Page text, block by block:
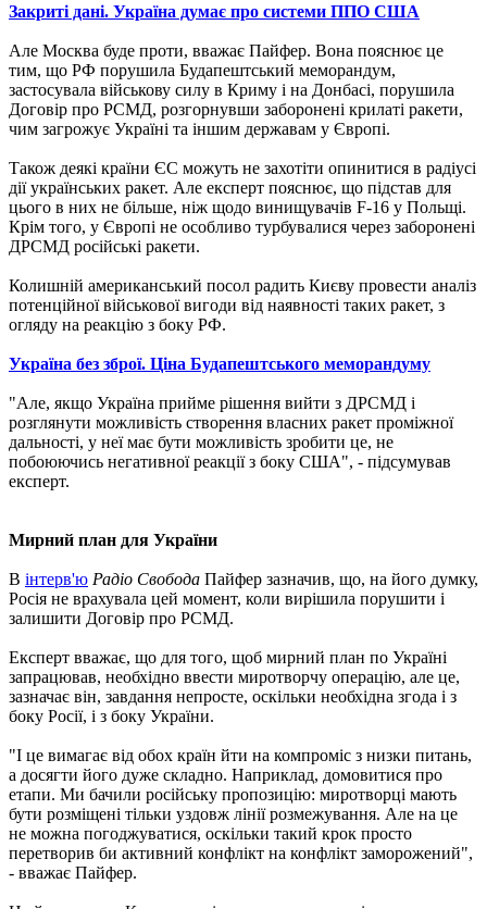
Закриті дані. Україна думає про системи ППО США
Але Москва буде проти, вважає Пайфер. Вона пояснює це
тим, що РФ порушила Будапештський меморандум,
застосувала військову силу в Криму і на Донбасі, порушила
Договір про РСМД, розгорнувши заборонені крилаті ракети,
чим загрожує Україні та іншим державам у Європі.
Також деякі країни ЄС можуть не захотіти опинитися в радіусі
дії українських ракет. Але експерт пояснює, що підстав для
цього в них не більше, ніж щодо винищувачів F-16 у Польщі.
Крім того, у Європі не особливо турбувалися через заборонені
ДРСМД російські ракети.
Колишній американський посол радить Києву провести аналіз
потенційної військової вигоди від наявності таких ракет, з
огляду на реакцію з боку РФ.
Україна без зброї. Ціна Будапештського меморандуму
"Але, якщо Україна прийме рішення вийти з ДРСМД і
розглянути можливість створення власних ракет проміжної
дальності, у неї має бути можливість зробити це, не
побоюючись негативної реакції з боку США", - підсумував
експерт.
Мирний план для України
В інтерв'ю Радіо Cвобода Пайфер зазначив, що, на його думку,
Росія не врахувала цей момент, коли вирішила порушити і
залишити Договір про РСМД.
Експерт вважає, що для того, щоб мирний план по Україні
запрацював, необхідно ввести миротворчу операцію, але це,
зазначає він, завдання непросте, оскільки необхідна згода і з
боку Росії, і з боку України.
"І це вимагає від обох країн йти на компроміс з низки питань,
а досягти його дуже складно. Наприклад, домовитися про
етапи. Ми бачили російську пропозицію: миротворці мають
бути розміщені тільки уздовж лінії розмежування. Але на це
не можна погоджуватися, оскільки такий крок просто
перетворив би активний конфлікт на конфлікт заморожений",
- вважає Пайфер.